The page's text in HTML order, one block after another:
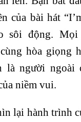
của bài hát
sôi động. Mọi
hòa giọng
là người ngoài
niềm vui.
lại hành trình